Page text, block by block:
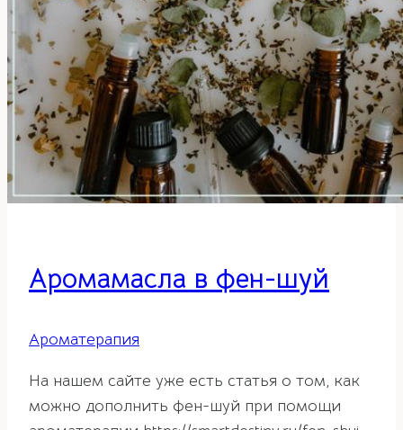
Аромамасла в фен-шуй
Ароматерапия
На нашем сайте уже есть статья о том, как
можно дополнить фен-шуй при помощи